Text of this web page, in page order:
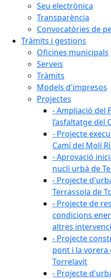
Seu electrònica
Transparència
Convocatòries de
Tràmits i gestions
Oficines municipals
Serveis
Tràmits
Models d'impresos
Projectes
- Ampliació del
l’asfaltatge del
- Projecte
Camí del Molí
- Aprovació
nucli urbà de
- Projecte
Terrassola de
- Projecte de
condicions
altres
- Projecte
pont i la vorera
Torrelavit
- Projecte